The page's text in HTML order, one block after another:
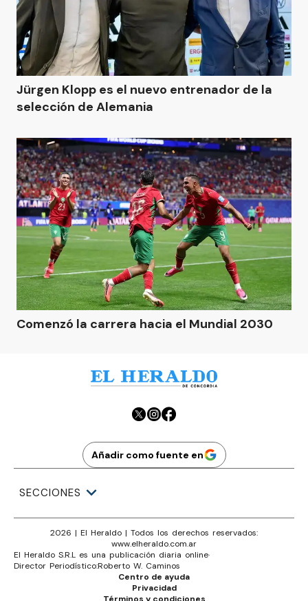
Jürgen Klopp es el nuevo entrenador de la
selección de Alemania
Comenzó la carrera hacia el Mundial 2030
Añadir como fuente en
SECCIONES
2026 | El Heraldo | Todos los derechos reservados:
www.elheraldo.com.ar
El Heraldo S.R.L es una publicación diaria online·
Director Periodístico:Roberto W. Caminos
Términos y condiciones
Privacidad
Centro de ayuda